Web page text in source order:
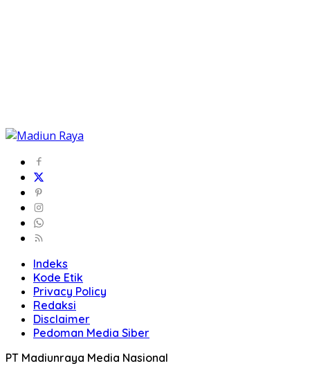
Indeks
Kode Etik
Privacy Policy
Redaksi
Disclaimer
Pedoman Media Siber
PT Madiunraya Media Nasional